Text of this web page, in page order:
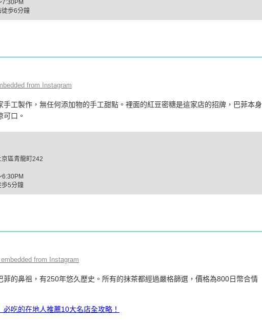
徒歩6分鐘
from Instagram
手工製作，無任何添加物的手工甜點。裡面的紅豆密糖是這家店的招牌，巴菲本身
口。
區青龍町242
歩5分鐘
from Instagram
菲的鼻祖，有250年悠久歷史。所有的抹茶都經過嚴格篩選，價格為800日幣合情
吃的在地人推薦10大名店全攻略！